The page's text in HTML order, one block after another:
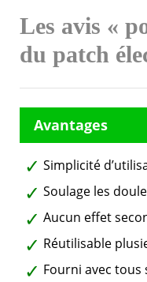
Les avis «
du patch
Simplicité
Soulage les
Aucun effet
Réutilisable
Fourni avec tous